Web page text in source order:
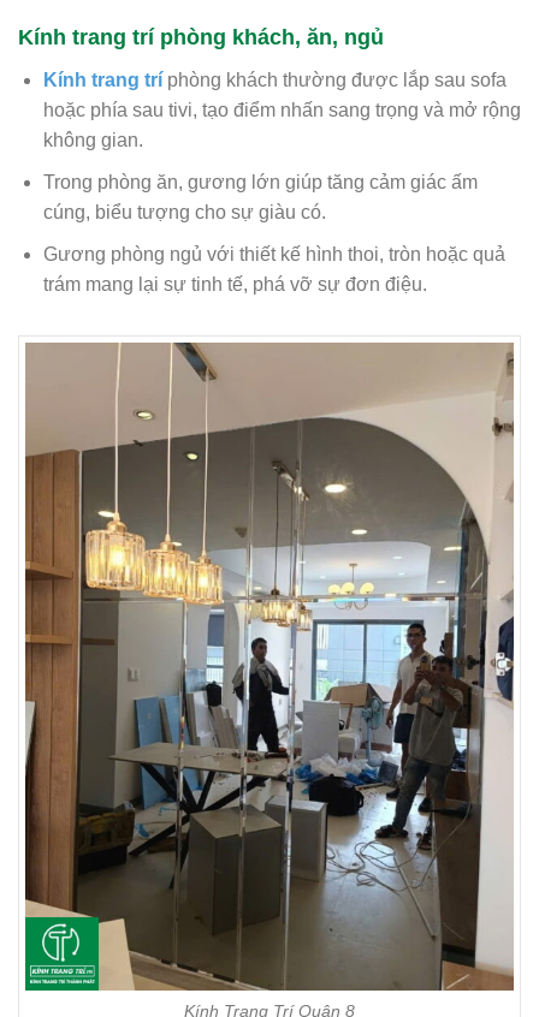
Kính trang trí phòng khách, ăn, ngủ
Kính trang tríphòng khách thường được lắp sau sofa
hoặc phía sau tivi, tạo điểm nhấn sang trọng và mở rộng
không gian.
Trong phòng ăn, gương lớn giúp tăng cảm giác ấm
cúng, biểu tượng cho sự giàu có.
Gương phòng ngủ với thiết kế hình thoi, tròn hoặc quả
trám mang lại sự tinh tế, phá vỡ sự đơn điệu.
Kính Trang Trí Quận 8